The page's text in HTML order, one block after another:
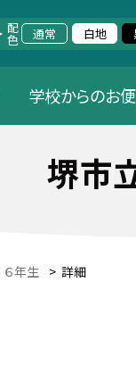
配色 通常 白地
学校からのお
堺市
６年生 > 詳細